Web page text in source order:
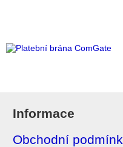
Informace
Obchodní